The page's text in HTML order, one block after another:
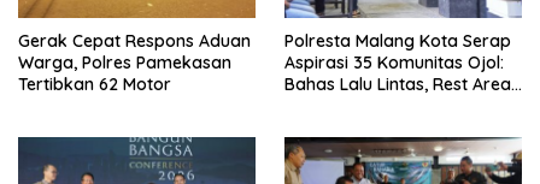
Gerak Cepat Respons Aduan
Warga, Polres Pamekasan
Tertibkan 62 Motor
Polresta Malang Kota Serap
Aspirasi 35 Komunitas Ojol:
Bahas Lalu Lintas, Rest Area,